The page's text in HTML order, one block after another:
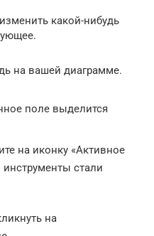
какой-нибудь
на вашей диаграмме.
поле выделится
на иконку «Активное
инструменты стали
на